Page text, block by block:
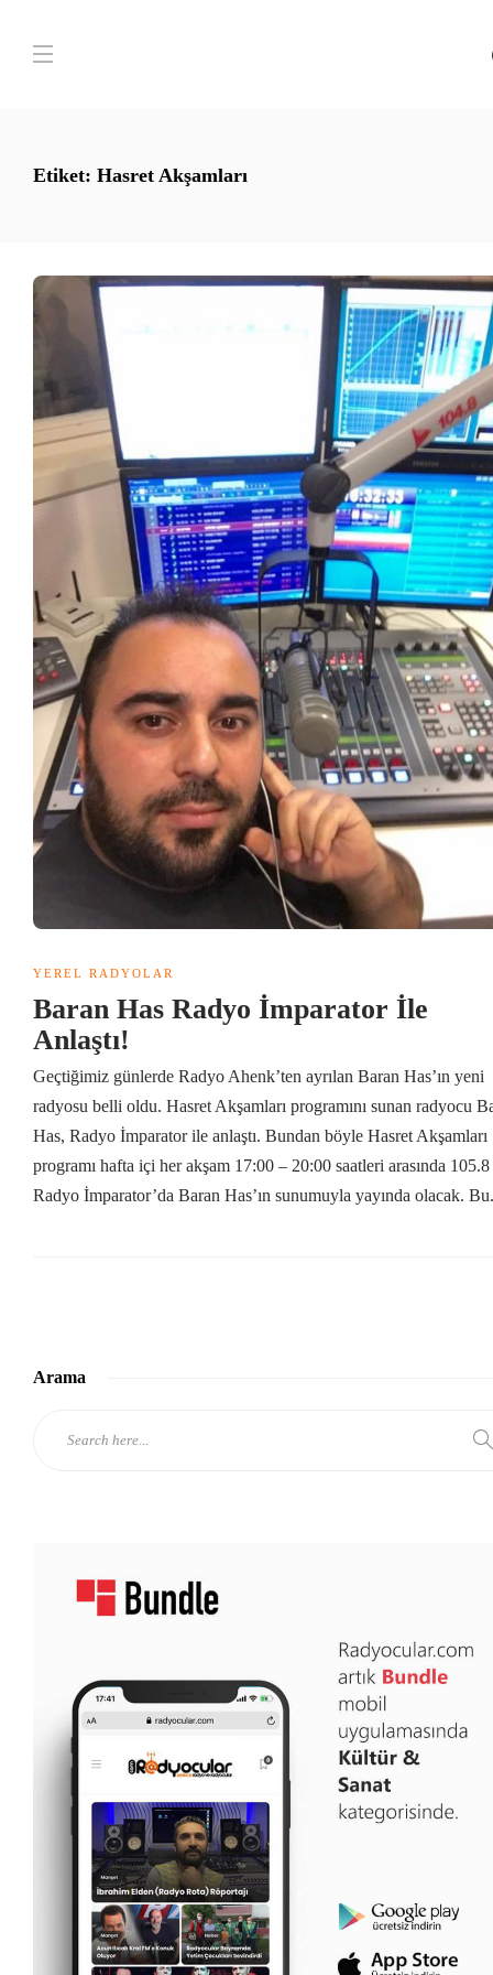
Etiket: Hasret Akşamları
YEREL RADYOLAR
Baran Has Radyo İmparator İle
Anlaştı!
Geçtiğimiz günlerde Radyo Ahenk’ten ayrılan Baran Has’ın yeni
radyosu belli oldu. Hasret Akşamları programını sunan radyocu
Has, Radyo İmparator ile anlaştı. Bundan böyle Hasret Akşamları
programı hafta içi her akşam 17:00 – 20:00 saatleri arasında 105.8
Radyo İmparator’da Baran Has’ın sunumuyla yayında olacak.
Arama